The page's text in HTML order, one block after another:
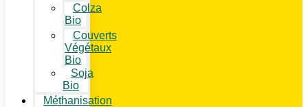
Colza
Bio
Couverts
Végétaux
Bio
Soja
Bio
Méthanisation